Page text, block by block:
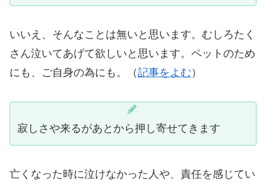
いいえ、そんなことは無いと思います。むしろたく
さん泣いてあげて欲しいと思います。ペットのため
にも、ご自身の為にも。（記事をよむ ）
寂しさや来るがあとから押し寄せてきます
亡くなった時に泣けなかった人や、責任を感じてい